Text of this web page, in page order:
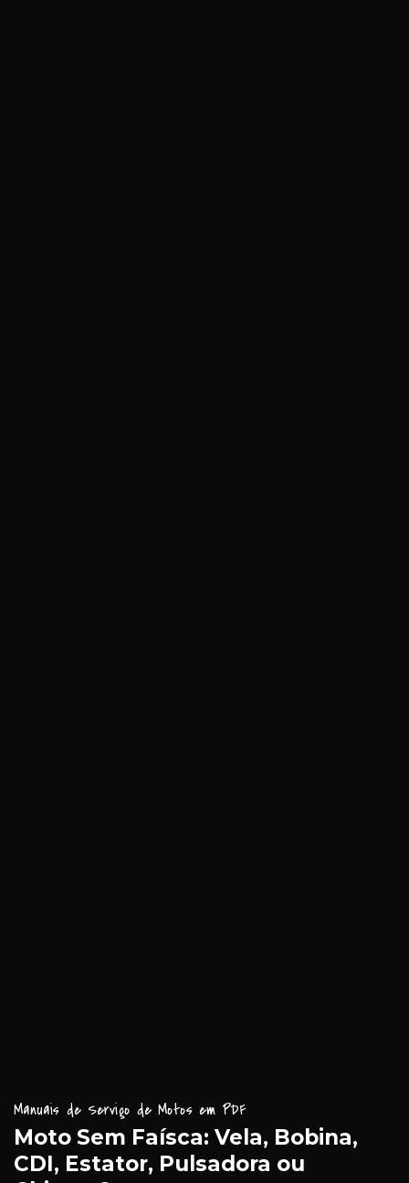
Manuais de Serviço de Motos em PDF
Moto Sem Faísca: Vela, Bobina,
CDI, Estator, Pulsadora ou